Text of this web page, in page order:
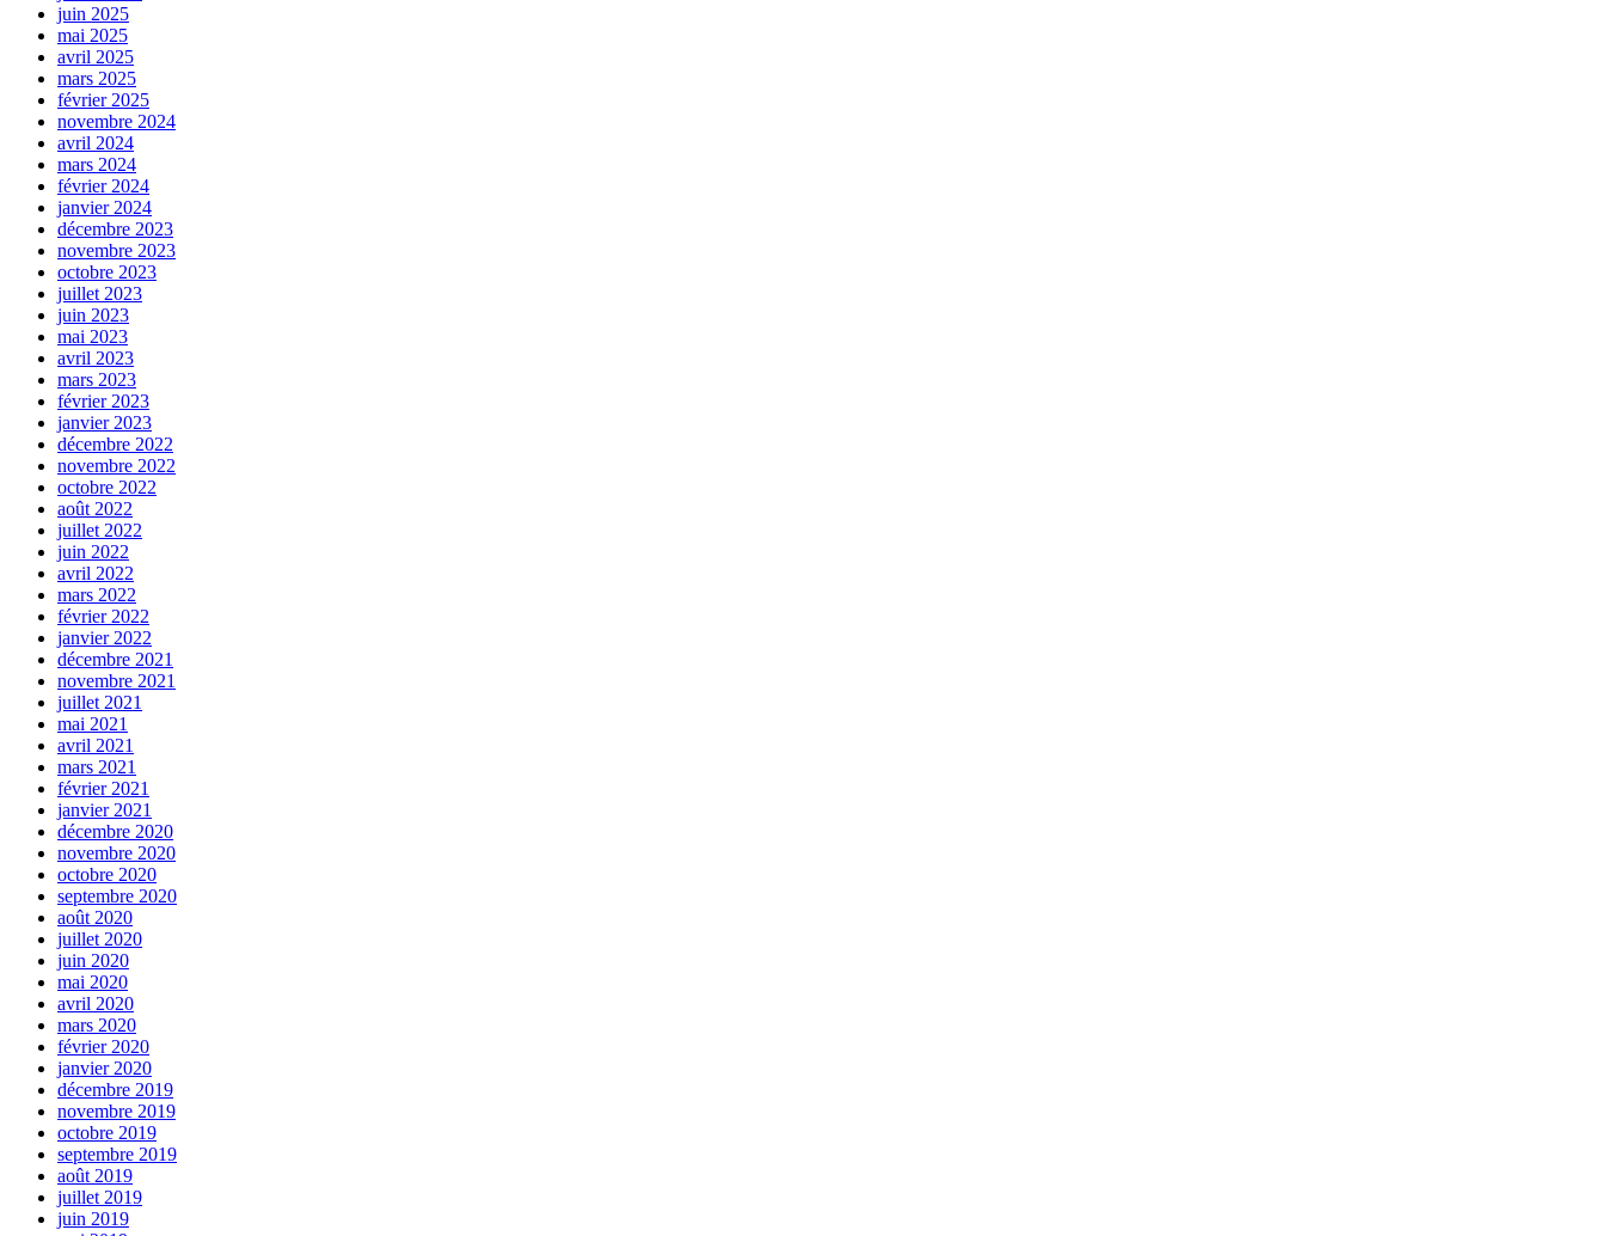
juin 2025
mai 2025
avril 2025
mars 2025
février 2025
novembre 2024
avril 2024
mars 2024
février 2024
janvier 2024
décembre 2023
novembre 2023
octobre 2023
juillet 2023
juin 2023
mai 2023
avril 2023
mars 2023
février 2023
janvier 2023
décembre 2022
novembre 2022
octobre 2022
août 2022
juillet 2022
juin 2022
avril 2022
mars 2022
février 2022
janvier 2022
décembre 2021
novembre 2021
juillet 2021
mai 2021
avril 2021
mars 2021
février 2021
janvier 2021
décembre 2020
novembre 2020
octobre 2020
septembre 2020
août 2020
juillet 2020
juin 2020
mai 2020
avril 2020
mars 2020
février 2020
janvier 2020
décembre 2019
novembre 2019
octobre 2019
septembre 2019
août 2019
juillet 2019
juin 2019